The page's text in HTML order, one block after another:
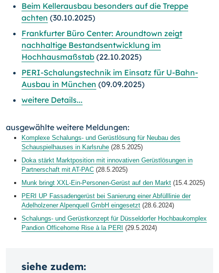
Beim Kellerausbau besonders auf die Treppe
achten (30.10.2025)
Frankfurter Büro Center: Aroundtown zeigt
nachhaltige Bestandsentwicklung im
Hochhausmaßstab (22.10.2025)
PERI-Schalungstechnik im Einsatz für U-Bahn-
Ausbau in München (09.09.2025)
weitere Details...
ausgewählte weitere Meldungen:
Komplexe Schalungs- und Gerüstlösung für Neubau des
Schauspielhauses in Karlsruhe (28.5.2025)
Doka stärkt Marktposition mit innovativen Gerüstlösungen in
Partnerschaft mit AT-PAC (28.5.2025)
Munk bringt XXL-Ein-Personen-Gerüst auf den Markt (15.4.2025)
PERI UP Fassadengerüst bei Sanierung einer Abfülllinie der
Adelholzener Alpenquell GmbH eingesetzt (28.6.2024)
Schalungs- und Gerüstkonzept für Düsseldorfer Hochbaukomplex
Pandion Officehome Rise à la PERI (29.5.2024)
siehe zudem: